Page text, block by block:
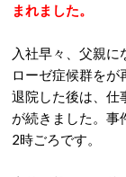
まれました。
入社早々、父親
ローゼ症候群をが
退院した後は、仕
が続きました。事
2時ごろです。